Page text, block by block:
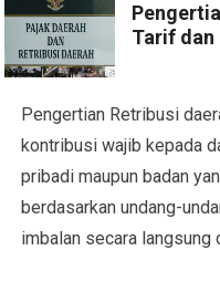
Tarif dan
Pengertian Retribusi
kontribusi wajib kepada
pribadi maupun badan
berdasarkan undang-
imbalan secara langsung